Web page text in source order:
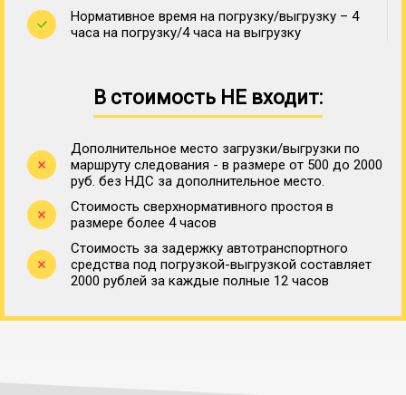
Нормативное время на погрузку/выгрузку – 4
часа на погрузку/4 часа на выгрузку
В стоимость НЕ входит:
Дополнительное место загрузки/выгрузки по
маршруту следования - в размере от 500 до 2000
руб. без НДС за дополнительное место.
Стоимость сверхнормативного простоя в
размере более 4 часов
Стоимость за задержку автотранспортного
средства под погрузкой-выгрузкой составляет
2000 рублей за каждые полные 12 часов